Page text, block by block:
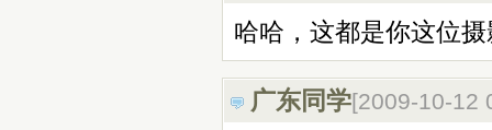
哈哈，这都是你这位
广东同学[2009-10-12